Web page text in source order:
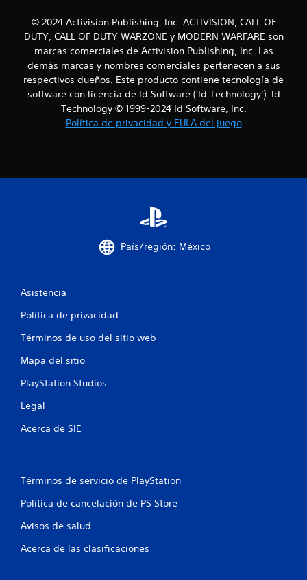
© 2024 Activision Publishing, Inc. ACTIVISION, CALL OF
DUTY, CALL OF DUTY WARZONE y MODERN WARFARE son
marcas comerciales de Activision Publishing, Inc. Las
demás marcas y nombres comerciales pertenecen a sus
respectivos dueños. Este producto contiene tecnología de
software con licencia de Id Software ('Id Technology'). Id
Technology © 1999-2024 Id Software, Inc.
Política de privacidad y EULA del juego
País/región: México
Asistencia
Política de privacidad
Términos de uso del sitio web
Mapa del sitio
PlayStation Studios
Legal
Acerca de SIE
Términos de servicio de PlayStation
Política de cancelación de PS Store
Avisos de salud
Acerca de las clasificaciones